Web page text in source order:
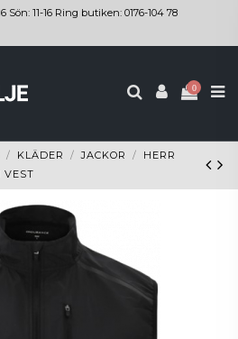
Sön: 11-16 Ring butiken: 0176-104 78
0
KLÄDER JACKOR
HERR
VEST